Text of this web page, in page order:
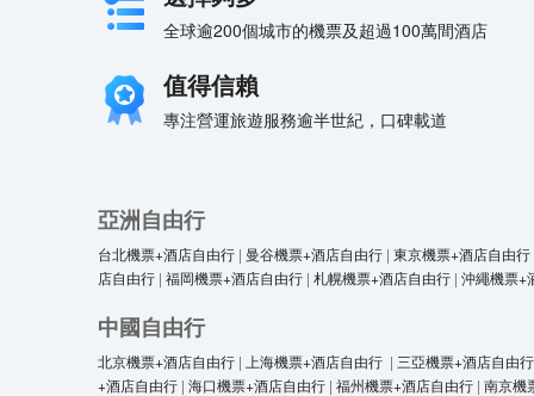
全球逾200個城市的機票及超過100萬間酒店
值得信賴
專注營運旅遊服務逾半世紀，口碑載道
亞洲自由行
台北機票+酒店自由行 | 曼谷機票+酒店自由行 | 東京機票+酒店自由行
店自由行 | 福岡機票+酒店自由行 | 札幌機票+酒店自由行 | 沖繩機票+
中國自由行
北京機票+酒店自由行 | 上海機票+酒店自由行 | 三亞機票+酒店自由行
+酒店自由行 | 海口機票+酒店自由行 | 福州機票+酒店自由行 | 南京機